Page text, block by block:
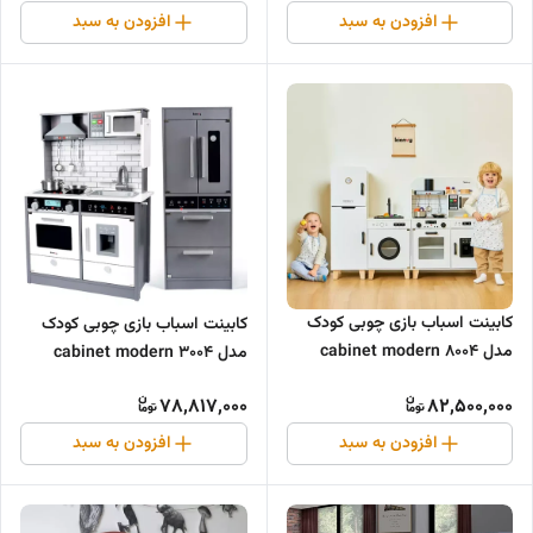
افزودن به سبد افزودن به سبد
کابینت اسباب بازی چوبی کودک
مدل 8004 cabinet modern
82,500,000
افزودن به سبد
کابینت اسباب بازی چوبی کودک
مدل 3004 cabinet modern
78,817,000
افزودن به سبد